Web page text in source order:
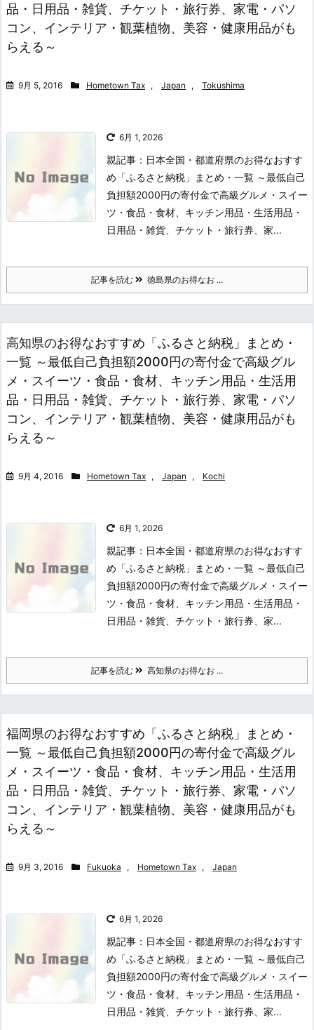
品・日用品・雑貨、チケット・旅行券、家電・パソ
コン、インテリア・観葉植物、美容・健康用品がも
らえる～
9月 5, 2016 Hometown Tax , Japan , Tokushima
6月 1, 2026
親記事：日本全国・都道府県のお得なおすす
め「ふるさと納税」まとめ・一覧 ～最低自己
負担額2000円の寄付金で高級グルメ・スイー
ツ・食品・食材、キッチン用品・生活用品・
日用品・雑貨、チケット・旅行券、家...
記事を読む 徳島県のお得なお ...
高知県のお得なおすすめ「ふるさと納税」まとめ・
一覧 ～最低自己負担額2000円の寄付金で高級グル
メ・スイーツ・食品・食材、キッチン用品・生活用
品・日用品・雑貨、チケット・旅行券、家電・パソ
コン、インテリア・観葉植物、美容・健康用品がも
らえる～
9月 4, 2016 Hometown Tax , Japan , Kochi
6月 1, 2026
親記事：日本全国・都道府県のお得なおすす
め「ふるさと納税」まとめ・一覧 ～最低自己
負担額2000円の寄付金で高級グルメ・スイー
ツ・食品・食材、キッチン用品・生活用品・
日用品・雑貨、チケット・旅行券、家...
記事を読む 高知県のお得なお ...
福岡県のお得なおすすめ「ふるさと納税」まとめ・
一覧 ～最低自己負担額2000円の寄付金で高級グル
メ・スイーツ・食品・食材、キッチン用品・生活用
品・日用品・雑貨、チケット・旅行券、家電・パソ
コン、インテリア・観葉植物、美容・健康用品がも
らえる～
9月 3, 2016 Fukuoka , Hometown Tax , Japan
6月 1, 2026
親記事：日本全国・都道府県のお得なおすす
め「ふるさと納税」まとめ・一覧 ～最低自己
負担額2000円の寄付金で高級グルメ・スイー
ツ・食品・食材、キッチン用品・生活用品・
日用品・雑貨、チケット・旅行券、家...